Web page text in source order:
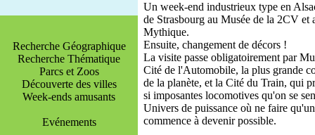
Un week-end industrieux type en
de Strasbourg au Musée de la 2CV et
Mythique.
Ensuite, changement de décors !
La visite passe obligatoirement par
Cité de l'Automobile, la plus grande
de la planète, et la Cité du Train, qui
si imposantes locomotives qu'on se
Univers de puissance où ne faire
commence à devenir possible.
Recherche Géographique
Recherche Thématique
Parcs et Zoos
Découverte des villes
Week-ends amusants
Evénements